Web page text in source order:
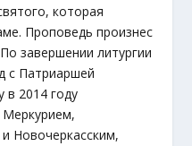
которая
Проповедь произнес
завершении литургии
с Патриаршей
в 2014 году
Новочеркасским,